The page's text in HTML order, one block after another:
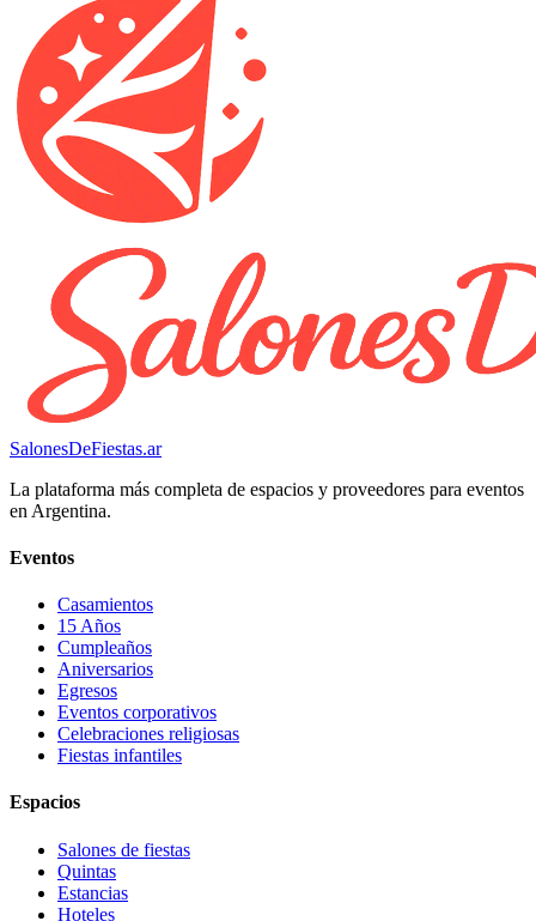
SalonesDeFiestas.ar
La plataforma más completa de espacios y proveedores para eventos
en Argentina.
Eventos
Casamientos
15 Años
Cumpleaños
Aniversarios
Egresos
Eventos corporativos
Celebraciones religiosas
Fiestas infantiles
Espacios
Salones de fiestas
Quintas
Estancias
Hoteles